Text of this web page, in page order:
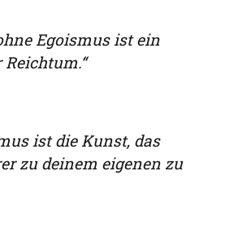
Egoismus ist ein
ist die Kunst, das
zu deinem eigenen zu